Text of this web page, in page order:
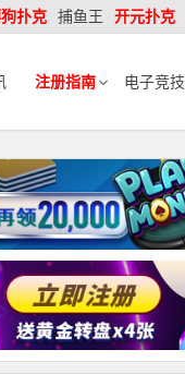
扑克 捕鱼王 开元扑克
注册指南 电子竞技